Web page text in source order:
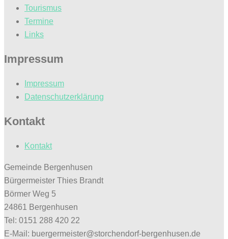
Tourismus
Termine
Links
Impressum
Impressum
Datenschutzerklärung
Kontakt
Kontakt
Gemeinde Bergenhusen
Bürgermeister Thies Brandt
Börmer Weg 5
24861 Bergenhusen
Tel: 0151 288 420 22
E-Mail: buergermeister@storchendorf-bergenhusen.de